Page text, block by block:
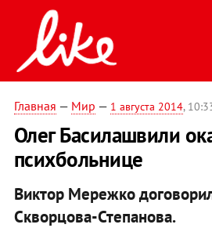
Главная — Мир — 1 августа 2014,
Олег Басилашвили
психбольнице
Виктор Мережко
Скворцова-Степанова.